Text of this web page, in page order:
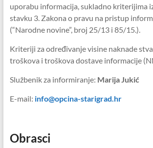
uporabu informacija, sukladno kriterijima
stavku 3. Zakona o pravu na pristup
(“Narodne novine”, broj 25/13 i 85/15.).
Kriteriji za određivanje visine naknade
troškova i troškova dostave informacije
Službenik za informiranje: Marija Jukić
E-mail: info@opcina-starigrad.hr
Obrasci